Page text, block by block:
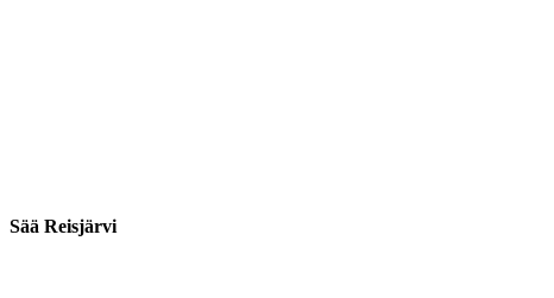
Sää Reisjärvi